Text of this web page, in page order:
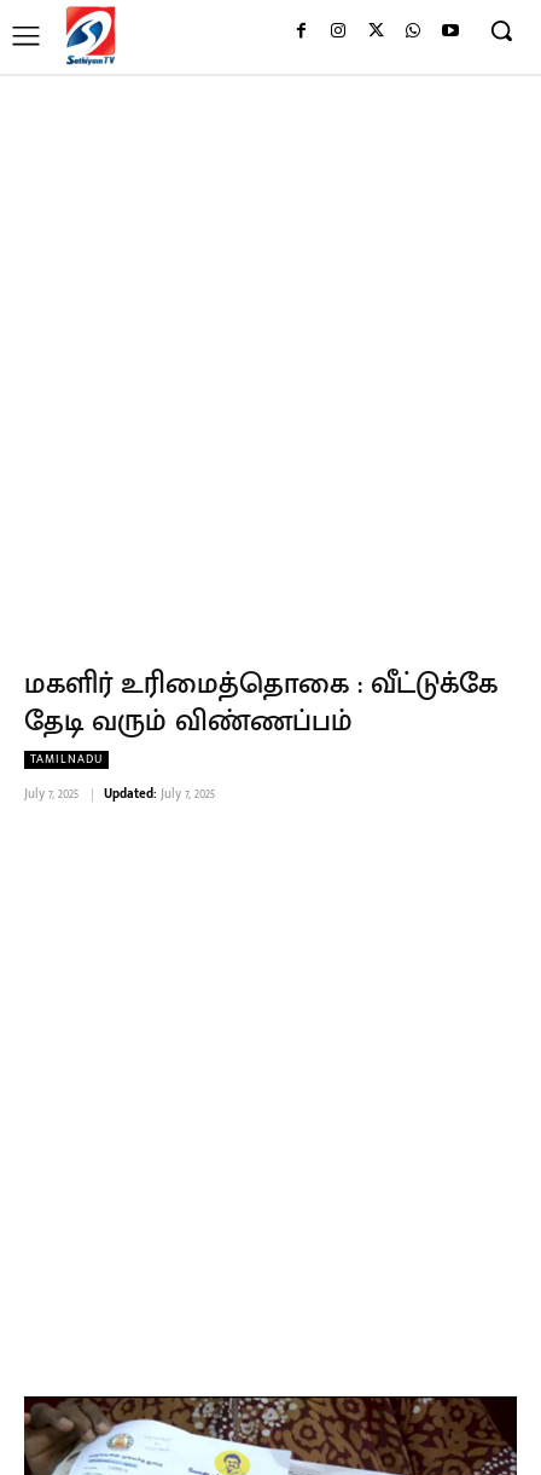
மகளிர் உரிமைத்தொகை : வீட்டுக்கே
தேடி வரும் விண்ணப்பம்
TAMILNADU
July 7, 2025 Updated: July 7, 2025